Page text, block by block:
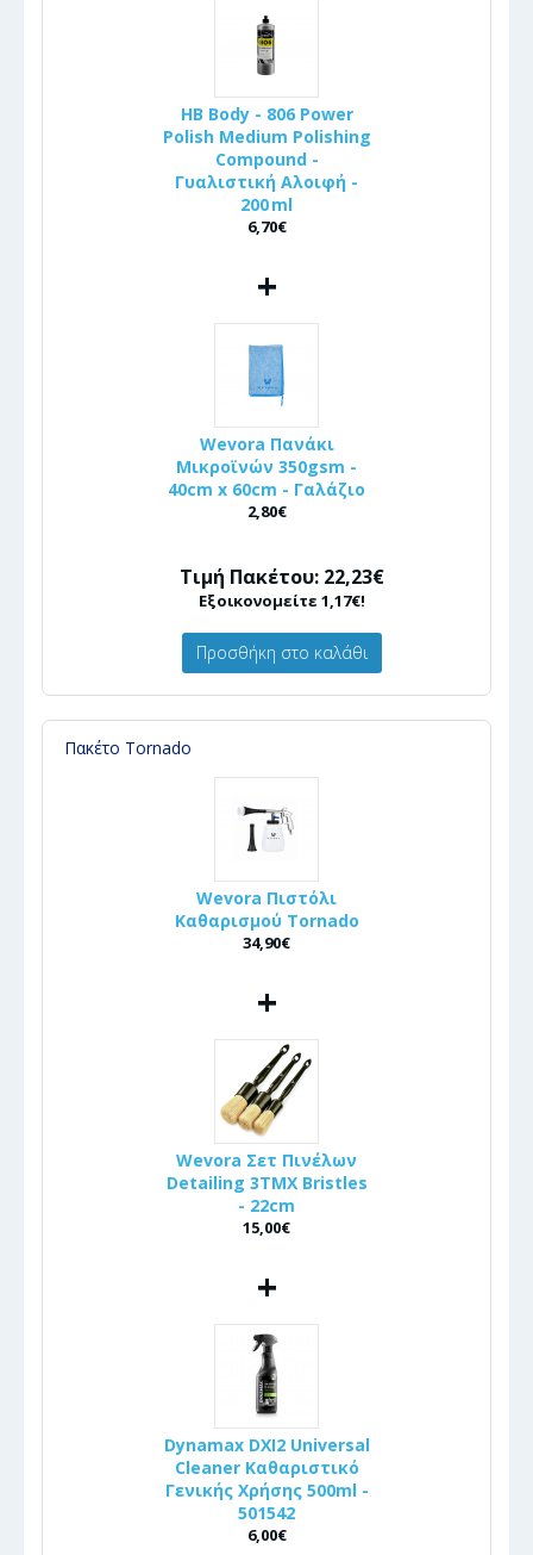
HB Body - 806 Power
Polish Medium Polishing
Compound -
Γυαλιστική Αλοιφή -
200 ml
6,70€
+
Wevora Πανάκι
Μικροϊνών 350gsm -
40cm x 60cm - Γαλάζιο
2,80€
Τιμή Πακέτου: 22,23€
Εξοικονομείτε 1,17€!
Προσθήκη στο καλάθι
Πακέτο Tornado
Wevora Πιστόλι
Καθαρισμού Tornado
34,90€
+
Wevora Σετ Πινέλων
Detailing 3ΤΜΧ Bristles
- 22cm
15,00€
+
Dynamax DXI2 Universal
Cleaner Καθαριστικό
Γενικής Χρήσης 500ml -
501542
6,00€